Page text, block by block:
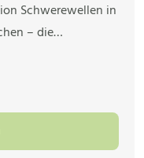
Schwerewellen in
– die…